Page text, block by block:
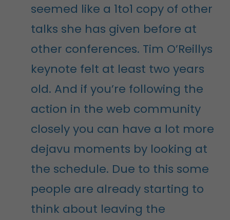
seemed like a 1to1 copy of other
talks she has given before at
other conferences. Tim O’Reillys
keynote felt at least two years
old. And if you’re following the
action in the web community
closely you can have a lot more
dejavu moments by looking at
the schedule. Due to this some
people are already starting to
think about leaving the